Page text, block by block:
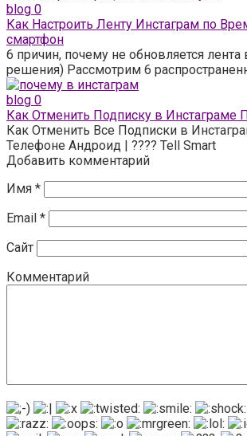
blog 0
Как Настроить Ленту Инстаграм по
смартфон
6 причин, почему не обновляется лента
решения) Рассмотрим 6
blog 0
Как Отменить Подписку в Инстаграме
Как Отменить Все Подписки в
Телефоне Андроид | ???? Tell Smart
Добавить комментарий
Имя *
Email *
Сайт
Комментарий